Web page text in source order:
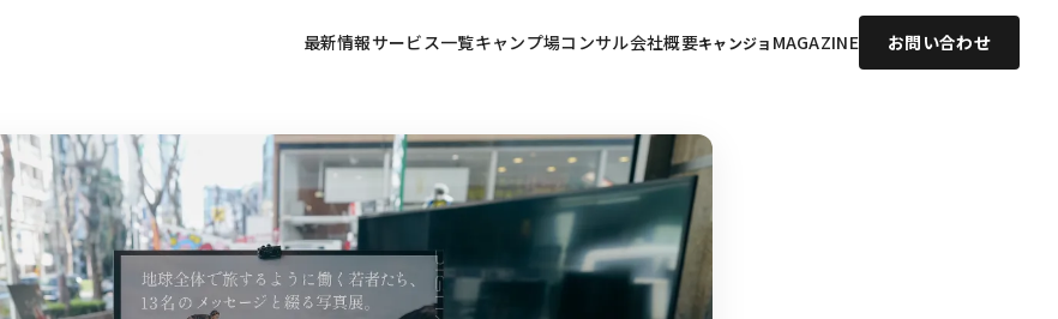
最新情報サービス一覧キャンプ場コンサル会社概要キャンジョ MAGAZINE お問い合わせ